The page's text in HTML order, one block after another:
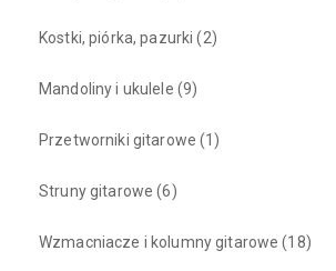
Kostki, piórka, pazurki (2)
Mandoliny i ukulele (9)
Przetworniki gitarowe (1)
Struny gitarowe (6)
Wzmacniacze i kolumny gitarowe (18)